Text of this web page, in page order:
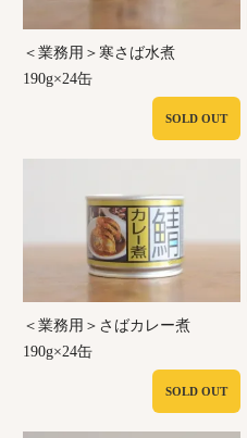
＜業務用＞寒さば水煮
190g×24缶
SOLD OUT
＜業務用＞さばカレー煮
190g×24缶
SOLD OUT